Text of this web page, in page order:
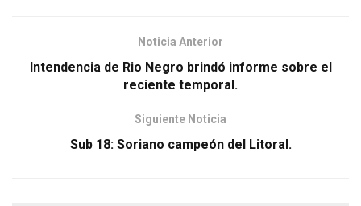
Noticia Anterior
Intendencia de Rio Negro brindó informe sobre el
reciente temporal.
Siguiente Noticia
Sub 18: Soriano campeón del Litoral.